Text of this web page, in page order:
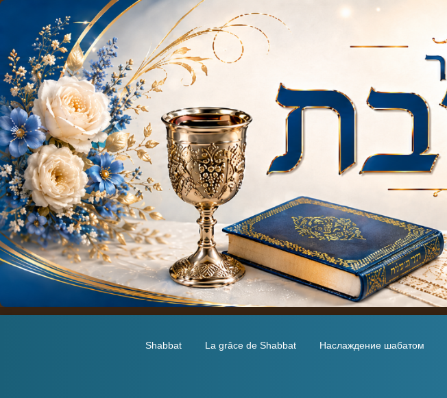
Наслаждение шабатом
La grâce de Shabbat
Shabbat